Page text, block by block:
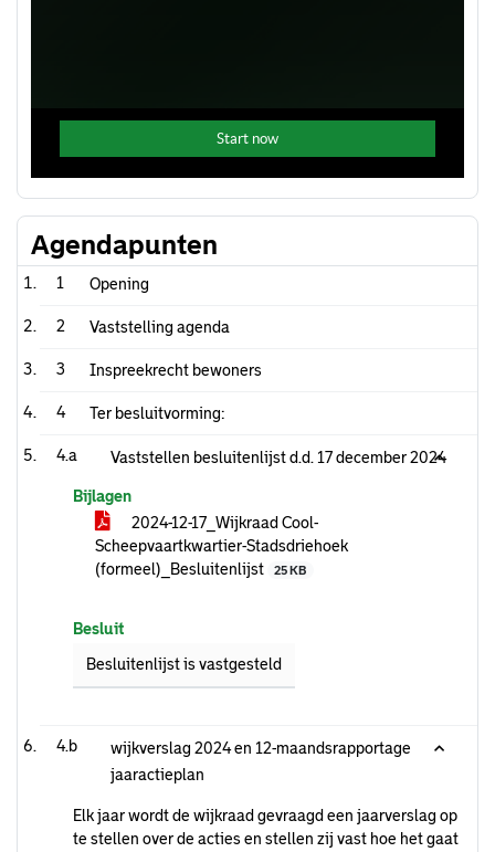
Agendapunten
1 Opening
2 Vaststelling agenda
3 Inspreekrecht bewoners
4 Ter besluitvorming:
4.a Vaststellen besluitenlijst d.d. 17 december 2024
Bijlagen
2024-12-17_Wijkraad Cool-
Scheepvaartkwartier-Stadsdriehoek
(formeel)_Besluitenlijst
25 KB
Besluit
Besluitenlijst is vastgesteld
4.b
wijkverslag 2024 en 12-maandsrapportage
jaaractieplan
Elk jaar wordt de wijkraad gevraagd een jaarverslag op
te stellen over de acties en stellen zij vast hoe het gaat